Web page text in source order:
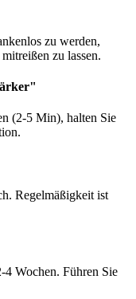
zu werden,
zu lassen.
(2-5 Min), halten Sie
Regelmäßigkeit ist
4 Wochen. Führen Sie